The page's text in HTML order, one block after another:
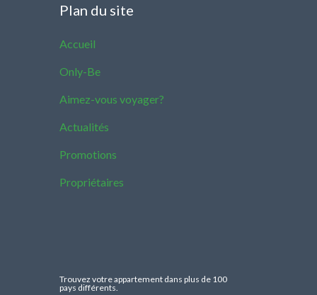
Plan du site
Accueil
Only-Be
Aimez-vous voyager?
Actualités
Promotions
Propriétaires
Trouvez votre appartement dans plus de 100
pays différents.